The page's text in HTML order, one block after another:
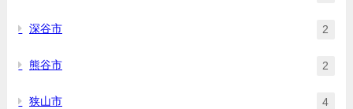
深谷市 2
熊谷市 2
狭山市 4